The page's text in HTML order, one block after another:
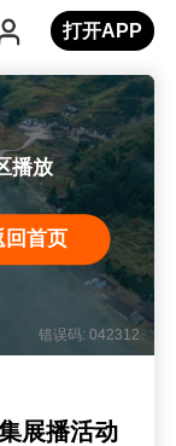
打开APP
播放
回首页
错误码: 042312
展播活动